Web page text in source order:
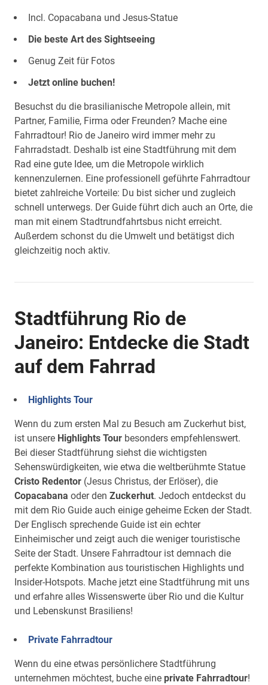
Incl. Copacabana und Jesus-Statue
Die beste Art des Sightseeing
Genug Zeit für Fotos
Jetzt online buchen!
Besuchst du die brasilianische Metropole allein, mit
Partner, Familie, Firma oder Freunden? Mache eine
Fahrradtour! Rio de Janeiro wird immer mehr zu
Fahrradstadt. Deshalb ist eine Stadtführung mit dem
Rad eine gute Idee, um die Metropole wirklich
kennenzulernen. Eine professionell geführte Fahrradtour
bietet zahlreiche Vorteile: Du bist sicher und zugleich
schnell unterwegs. Der Guide führt dich auch an Orte, die
man mit einem Stadtrundfahrtsbus nicht erreicht.
Außerdem schonst du die Umwelt und betätigst dich
gleichzeitig noch aktiv.
Stadtführung Rio de
Janeiro: Entdecke die Stadt
auf dem Fahrrad
Highlights Tour
Wenn du zum ersten Mal zu Besuch am Zuckerhut bist,
ist unsere Highlights Tour besonders empfehlenswert.
Bei dieser Stadtführung siehst die wichtigsten
Sehenswürdigkeiten, wie etwa die weltberühmte Statue
Cristo Redentor (Jesus Christus, der Erlöser), die
Copacabana oder den Zuckerhut. Jedoch entdeckst du
mit dem Rio Guide auch einige geheime Ecken der Stadt.
Der Englisch sprechende Guide ist ein echter
Einheimischer und zeigt auch die weniger touristische
Seite der Stadt. Unsere Fahrradtour ist demnach die
perfekte Kombination aus touristischen Highlights und
Insider-Hotspots. Mache jetzt eine Stadtführung mit uns
und erfahre alles Wissenswerte über Rio und die Kultur
und Lebenskunst Brasiliens!
Private Fahrradtour
Wenn du eine etwas persönlichere Stadtführung
unternehmen möchtest, buche eine private Fahrradtour!